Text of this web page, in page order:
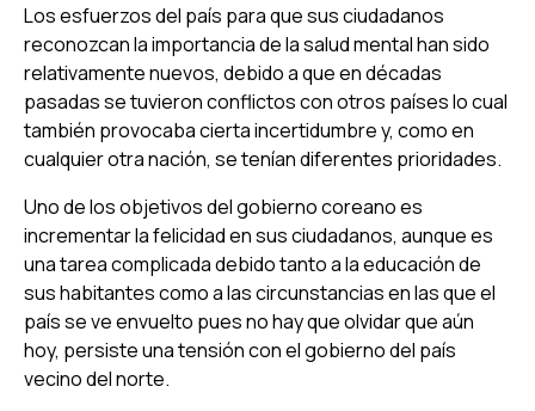
Los esfuerzos del país para que sus ciudadanos
reconozcan la importancia de la salud mental han sido
relativamente nuevos, debido a que en décadas
pasadas se tuvieron conflictos con otros países lo cual
también provocaba cierta incertidumbre y, como en
cualquier otra nación, se tenían diferentes prioridades.
Uno de los objetivos del gobierno coreano es
incrementar la felicidad en sus ciudadanos, aunque es
una tarea complicada debido tanto a la educación de
sus habitantes como a las circunstancias en las que el
país se ve envuelto pues no hay que olvidar que aún
hoy, persiste una tensión con el gobierno del país
vecino del norte.